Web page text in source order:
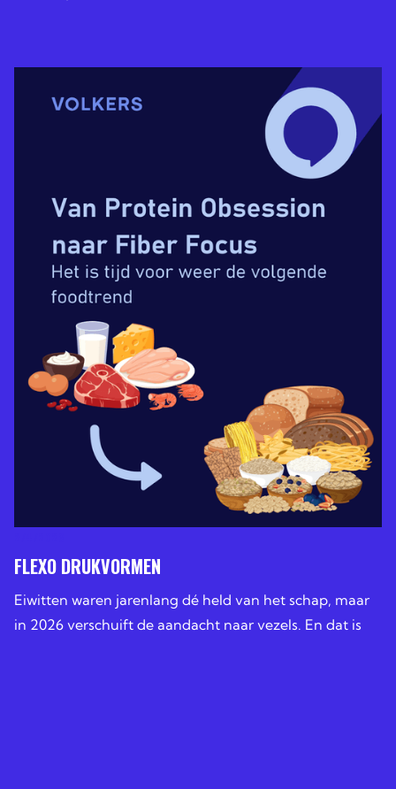
FLEXO DRUKVORMEN
Eiwitten waren jarenlang dé held van het schap, maar
in 2026 verschuift de aandacht naar vezels. En dat is